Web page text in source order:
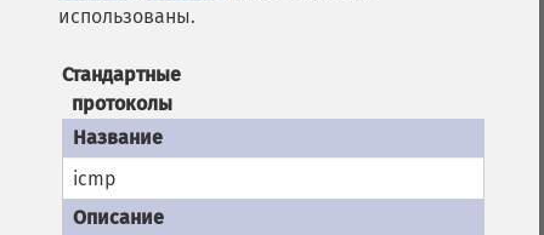
использованы.
Стандартные
протоколы
icmp